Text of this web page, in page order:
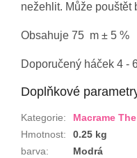
nežehlit. Může pouštět
Obsahuje 75 m ± 5 %
Doporučený háček 4 -
Doplňkové
Kategorie:
Macrame
Hmotnost:
0.25 kg
barva:
Modrá